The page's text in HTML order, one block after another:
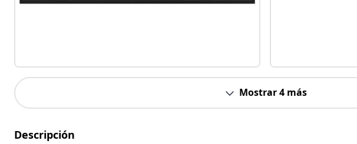
Mostrar 4 más
Descripción